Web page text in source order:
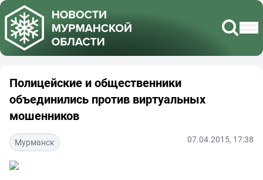
Полицейские и общественники
объединились против виртуальных
мошенников
Мурманск 07.04.2015, 17:38